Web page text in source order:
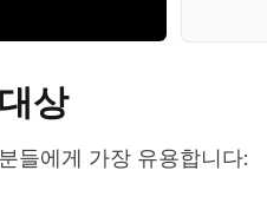
상
들에게 가장 유용합니다: